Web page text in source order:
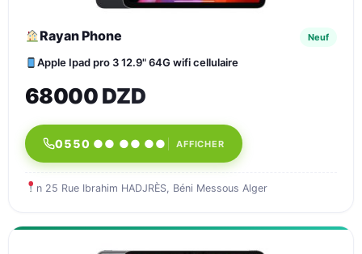
Rayan Phone Neuf
Apple Ipad pro 3 12.9" 64G wifi cellulaire
68000 DZD
0550 ●● ●● ●● AFFICHER
n 25 Rue Ibrahim HADJRÈS, Béni Messous Alger